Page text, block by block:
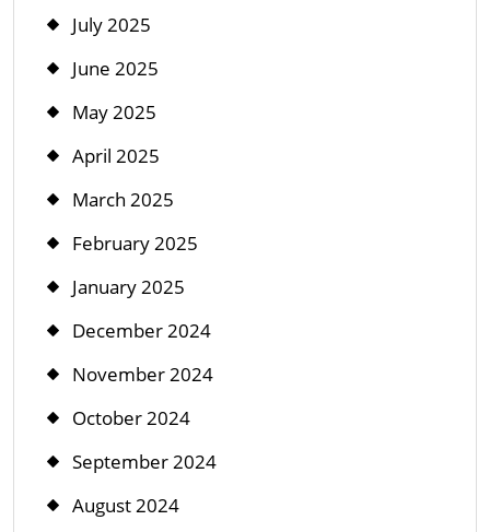
July 2025
June 2025
May 2025
April 2025
March 2025
February 2025
January 2025
December 2024
November 2024
October 2024
September 2024
August 2024